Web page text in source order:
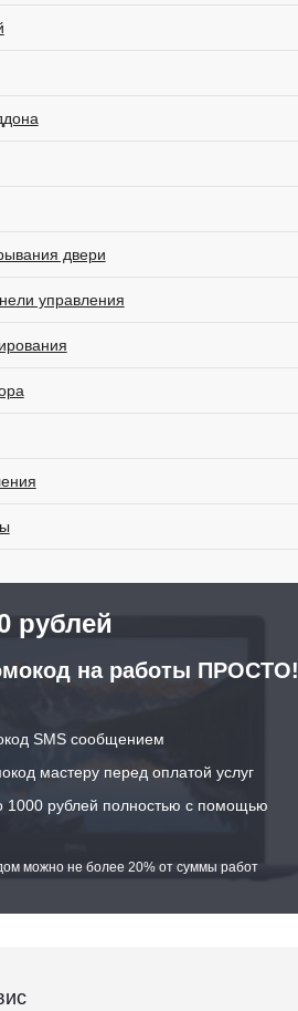
двери
управления
рублей
на работы ПРОСТО!
SMS сообщением
мастеру перед оплатой услуг
1000 рублей полностью с помощью
можно не более 20% от суммы работ